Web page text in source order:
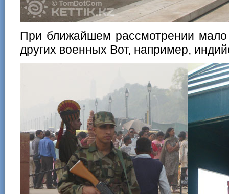
При ближайшем рассмотрении
других военных Вот, например,